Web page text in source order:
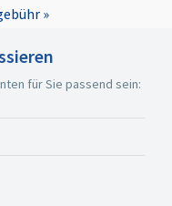
»
für Sie passend sein: